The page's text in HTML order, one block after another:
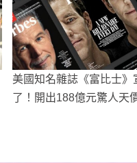
美國知名雜誌《富比士》
了！開出188億元驚人天